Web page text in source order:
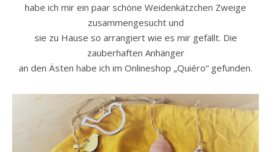
habe ich mir ein paar schöne Weidenkätzchen Zweige
zusammengesucht und
sie zu Hause so arrangiert wie es mir gefällt. Die
zauberhaften Anhänger
an den Ästen habe ich im Onlineshop „Quiéro“ gefunden.